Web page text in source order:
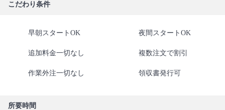
こだわり条件
早朝スタートOK 夜間スタートOK
追加料金一切なし 複数注文で割引
作業外注一切なし 領収書発行可
所要時間